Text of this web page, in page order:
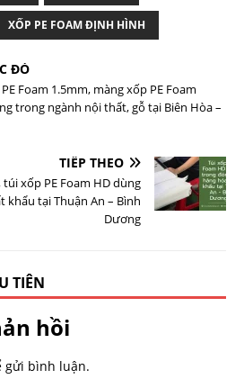
XỐP PE FOAM ĐỊNH HÌNH
ĐÓ
Foam 1.5mm, màng xốp PE Foam
trong ngành nội thất, gỗ tại Biên Hòa –
TIẾP THEO
túi xốp PE Foam HD dùng
khẩu tại Thuận An – Bình
Dương
TIÊN
hồi
gửi bình luận.